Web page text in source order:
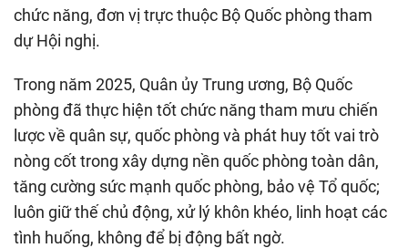
chức năng, đơn vị trực thuộc Bộ Quốc phòng tham
dự Hội nghị.
Trong năm 2025, Quân ủy Trung ương, Bộ Quốc
phòng đã thực hiện tốt chức năng tham mưu chiến
lược về quân sự, quốc phòng và phát huy tốt vai trò
nòng cốt trong xây dựng nền quốc phòng toàn dân,
tăng cường sức mạnh quốc phòng, bảo vệ Tổ quốc;
luôn giữ thế chủ động, xử lý khôn khéo, linh hoạt các
tình huống, không để bị động bất ngờ.